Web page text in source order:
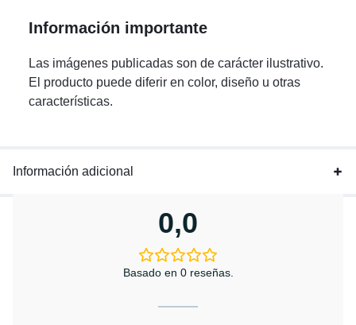
Información importante
Las imágenes publicadas son de carácter ilustrativo.
El producto puede diferir en color, diseño u otras
características.
Información adicional
0,0
Basado en 0 reseñas.